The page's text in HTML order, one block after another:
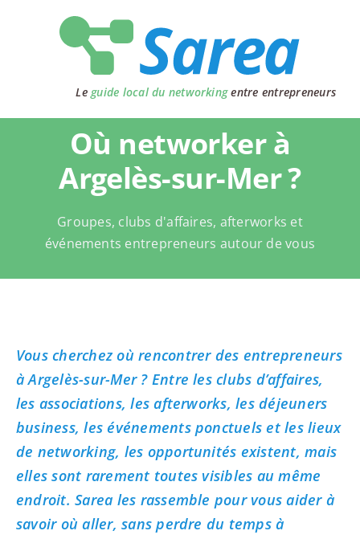
Le guide local du networkingentre entrepreneurs
Où networker à
Argelès-sur-Mer ?
Groupes, clubs d'affaires, afterworks et
événements entrepreneurs autour de vous
Vous cherchez où rencontrer des entrepreneurs
à Argelès-sur-Mer ? Entre les clubs d’affaires,
les associations, les afterworks, les déjeuners
business, les événements ponctuels et les lieux
de networking, les opportunités existent, mais
elles sont rarement toutes visibles au même
endroit. Sarea les rassemble pour vous aider à
savoir où aller, sans perdre du temps à